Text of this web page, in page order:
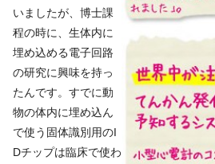
いましたが、博士課
程の時に、生体内に
埋め込める電子回路
の研究に興味を持っ
たんです。すでに動
物の体内に埋め込ん
で使う固体識別用のI
Dチップは臨床で使わ